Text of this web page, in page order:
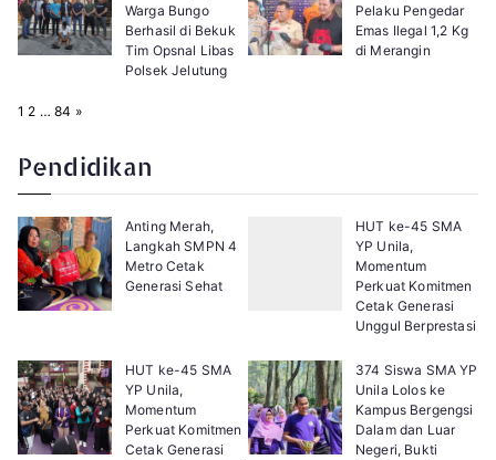
Warga Bungo
Berhasil di Bekuk
Tim Opsnal Libas
Polsek Jelutung
Pelaku Pengedar
Emas Ilegal 1,2 Kg
di Merangin
P
:
1 2 … 84 N
»
Pendidikan
Anting Merah,
Langkah SMPN 4
Metro Cetak
Generasi Sehat
HUT ke-45 SMA
YP Unila,
Momentum
Perkuat Komitmen
Cetak Generasi
Unggul Berprestasi
HUT ke-45 SMA
YP Unila,
Momentum
Perkuat Komitmen
Cetak Generasi
374 Siswa SMA YP
Unila Lolos ke
Kampus Bergengsi
Dalam dan Luar
Negeri, Bukti